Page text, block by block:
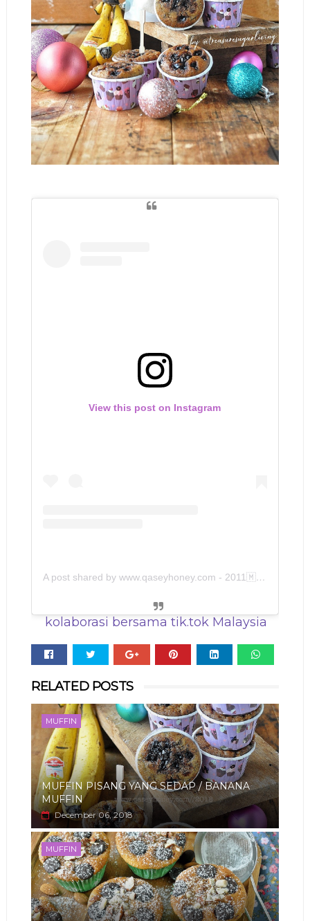
View this post on Instagram
A post shared by www.qaseyhoney.com - 2011🇲🇾 (@qaseyhoney)
kolaborasi bersama tik.tok Malaysia
RELATED POSTS
MUFFIN
MUFFIN PISANG YANG SEDAP / BANANA
MUFFIN
December 06, 2018
MUFFIN